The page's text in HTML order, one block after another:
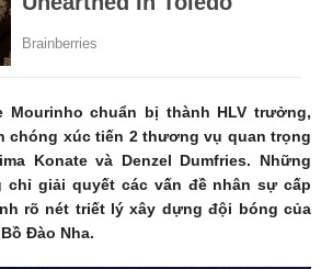
Mourinho chuẩn bị thành HLV trưởng,
chóng xúc tiến 2 thương vụ quan trọng
Konate và Denzel Dumfries. Những
chỉ giải quyết các vấn đề nhân sự cấp
rõ nét triết lý xây dựng đội bóng của
Đào Nha.